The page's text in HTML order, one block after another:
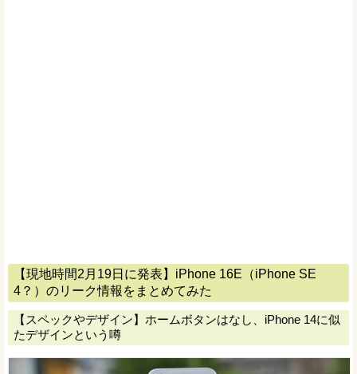
【現地時間2月19日に発表】iPhone 16E（iPhone SE
4？）のリーク情報をまとめてみた
【スペックやデザイン】ホームボタンはなし、iPhone 14に似
たデザインという噂